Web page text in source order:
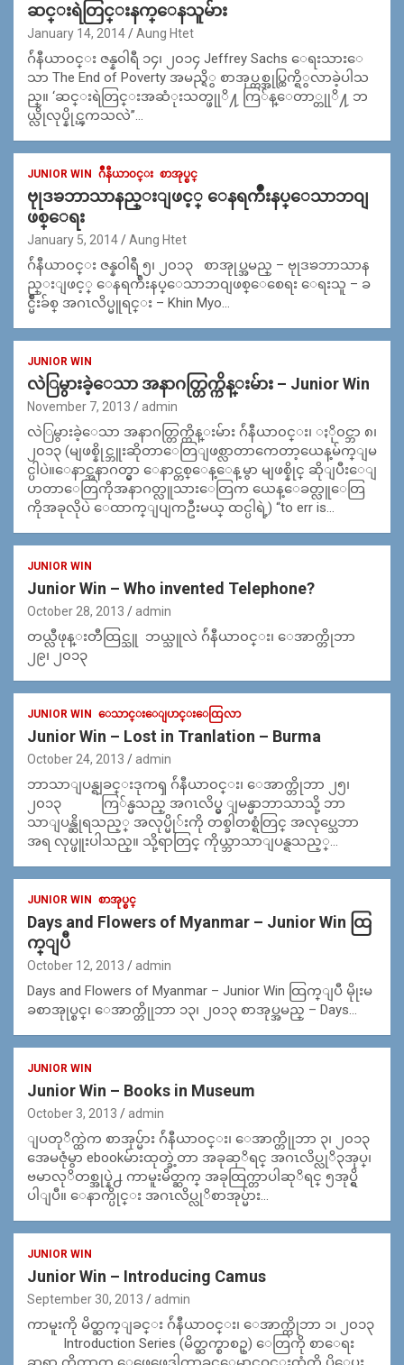
ဆင္းရဲတြင္းနက္ေနသူမ်ား
January 14, 2014 Aung Htet
ဂ်ဴနီယာ၀င္း ဇန္န၀ါရီ ၁၄၊ ၂၀၁၄ Jeffrey Sachs ေရးသားေ
သာ The End of Poverty အမည္ရိွ စာအုပ္တစ္အုပ္ထြက္ရိွလာခဲ့ပါသ
ည္။ ‘ဆင္းရဲတြင္းအဆံုးသတ္ဖုုိ႔ ကြ်န္ေတာ္တုုိ႔ ဘ
ယ္လိုလုပ္နိုင္ၾကသလဲ’’…
JUNIOR WIN ဂ်ဳနီယာ၀င္း စာအုပ္စင္
ဗုုဒၶဘာသာနည္းျဖင့္ ေနရက်ဳိးနပ္ေသာဘ၀ျ
ဖစ္ေရး
January 5, 2014 Aung Htet
ဂ်ဴနီယာ၀င္း ဇန္န၀ါရီ ၅၊ ၂၀၁၃ စာအုုပ္အမည္ – ဗုုဒၶဘာသာန
ည္းျဖင့္ ေနရက်ဴိးနပ္ေသာဘ၀ျဖစ္ေစေရး ေရးသူ – ခ
င္မ်ဳိးခ်စ္ အဂၤလိပ္မူရင္း – Khin Myo…
JUNIOR WIN
လဲြမွားခဲ့ေသာ အနာဂတ္တြက္ကိန္းမ်ား – Junior Win
November 7, 2013 admin
လဲြမွားခဲ့ေသာ အနာဂတ္တြက္ကိန္းမ်ား ဂ်ဴနီယာ၀င္း၊ ႏို၀င္ဘာ ၈၊
၂၀၁၃ (မျဖစ္နိုင္ဘူးဆိုတာေတြျဖစ္လာတာကေတာ့ယေန့မ်က္ျမ
င္ပါပဲ။ေနာင္အနာဂတ္မွာ ေနာင္တစ္ေန့ေန့မွာ မျဖစ္နိုင္ ဆိုျပီးေျ
ပာတာေတြကိုအနာဂတ္လူသားေတြက ယေန့ေခတ္လူေတြ
ကိုအခုလိုပဲ ေထာက္ျပျကဦးမယ္ ထင္ပါရဲ့) “to err is…
JUNIOR WIN
Junior Win – Who invented Telephone?
October 28, 2013 admin
တယ္လီဖုန္းတီထြင္သူ ဘယ္သူလဲ ဂ်ဴနီယာ၀င္း၊ ေအာက္တိုဘာ
၂၉၊ ၂၀၁၃
JUNIOR WIN ေသာင္းေျပာင္းေထြလာ
Junior Win – Lost in Tranlation – Burma
October 24, 2013 admin
ဘာသာျပန္ရျခင္းဒုကၡ ဂ်ဴနီယာ၀င္း၊ ေအာက္တိုဘာ ၂၅၊
၂၀၁၃ ကြ်န္မသည္ အဂၤလိပ္မွ ျမန္မာဘာသာသို့ ဘာ
သာျပန္ဆိုရသည့္ အလုပ္မို်းကို တစ္ခါတစ္ရံတြင္ အလုပ္သေဘာ
အရ လုပ္ဖူးပါသည္။ သို့ရာတြင္ ကိုယ္ဘာသာျပန္ရသည့္…
JUNIOR WIN စာအုပ္စင္
Days and Flowers of Myanmar – Junior Win ထြ
က္ျပီ
October 12, 2013 admin
Days and Flowers of Myanmar – Junior Win ထြက္ျပီ မိုုးမ
ခစာအုုပ္စင္၊ ေအာက္တိုုဘာ ၁၃၊ ၂၀၁၃ စာအုပ္အမည္ – Days…
JUNIOR WIN
Junior Win – Books in Museum
October 3, 2013 admin
ျပတုိက္ထဲက စာအုပ္မ်ား ဂ်ဴနီယာ၀င္း၊ ေအာက္တိုုဘာ ၃၊ ၂၀၁၃
အေမဇုံမွာ ebookမ်ားထုတ္ခဲ့တာ အခုဆုိရင္ အဂၤလိပ္လုိ၃အုပ္၊
ဗမာလုိတစ္အုပ္နဲ႕ ကာမူးမိတ္ဆက္ အခုထြက္တာပါဆုိရင္ ၅အုပ္ရွိ
ပါျပီ။ ေနာက္ပိုင္း အဂၤလိပ္လုိစာအုပ္မ်ား…
JUNIOR WIN
Junior Win – Introducing Camus
September 30, 2013 admin
ကာမူးကို မိတ္ဆက္ျခင္း ဂ်ဴနီယာဝင္း၊ ေအာက္တိုဘာ ၁၊ ၂၀၁၃
Introduction Series (မိတ္ဆက္စာစဥ္) ေတြကို စာေရး